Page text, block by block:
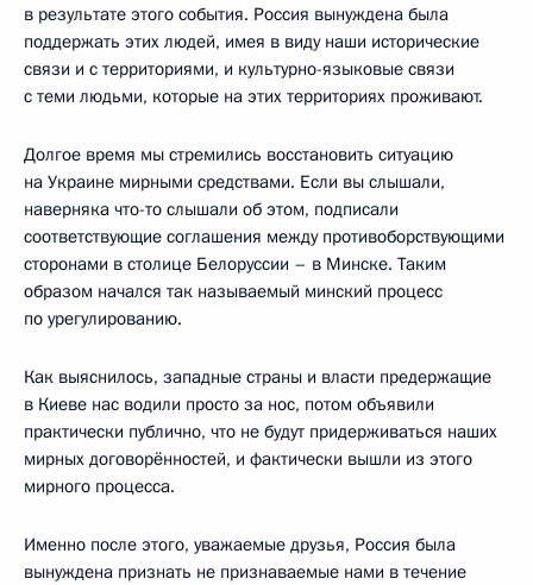
в результате этого события. Россия вынуждена была
поддержать этих людей, имея в виду наши исторические
связи и с территориями, и культурно-языковые связи
с теми людьми, которые на этих территориях проживают.
Долгое время мы стремились восстановить ситуацию
на Украине мирными средствами. Если вы слышали,
наверняка что-то слышали об этом, подписали
соответствующие соглашения между противоборствующими
сторонами в столице Белоруссии – в Минске. Таким
образом начался так называемый минский процесс
по урегулированию.
Как выяснилось, западные страны и власти предержащие
в Киеве нас водили просто за нос, потом объявили
практически публично, что не будут придерживаться наших
мирных договорённостей, и фактически вышли из этого
мирного процесса.
Именно после этого, уважаемые друзья, Россия была
вынуждена признать не признаваемые нами в течение